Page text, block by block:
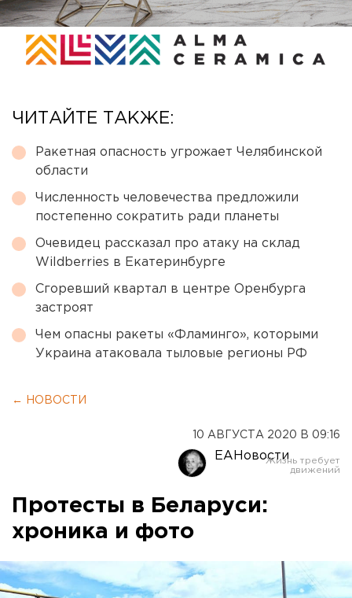
ЧИТАЙТЕ ТАКЖЕ:
Ракетная опасность угрожает Челябинской
области
Численность человечества предложили
постепенно сократить ради планеты
Очевидец рассказал про атаку на склад
Wildberries в Екатеринбурге
Сгоревший квартал в центре Оренбурга
застроят
Чем опасны ракеты «Фламинго», которыми
Украина атаковала тыловые регионы РФ
← НОВОСТИ
10 АВГУСТА 2020 В 09:16
ЕАНовости
Протесты в Беларуси:
хроника и фото